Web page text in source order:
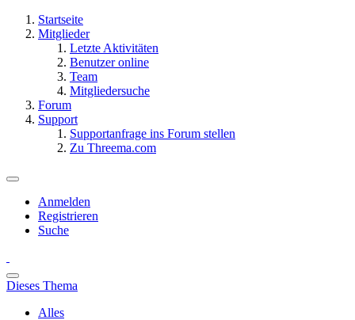
Startseite
Mitglieder
Letzte Aktivitäten
Benutzer online
Team
Mitgliedersuche
Forum
Support
Supportanfrage ins Forum stellen
Zu Threema.com
Anmelden
Registrieren
Suche
Dieses Thema
Alles